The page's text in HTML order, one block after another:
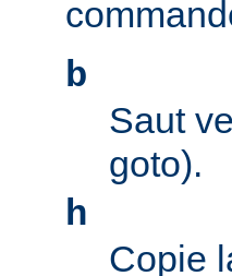
b
Saut
goto).
h
Copie